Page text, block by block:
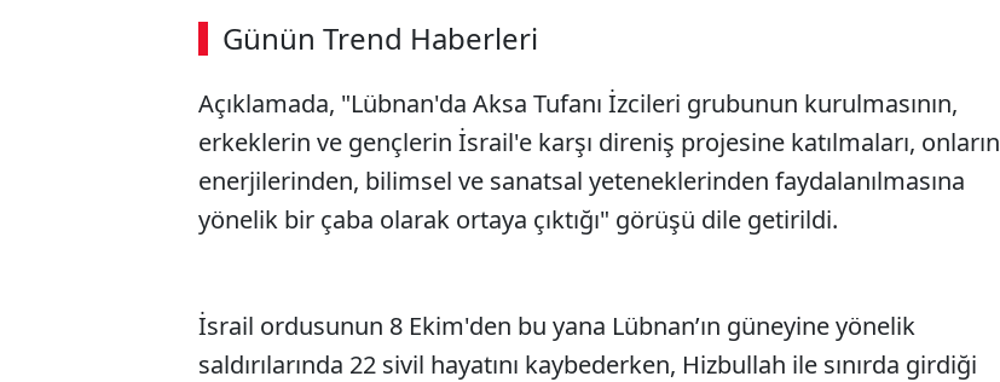
Günün Trend Haberleri
SÖZCÜ SON DAKİKA
Açıklamada, "Lübnan'da Aksa Tufanı İzcileri grubunun kurulmasının,
erkeklerin ve gençlerin İsrail'e karşı direniş projesine katılmaları, onların
enerjilerinden, bilimsel ve sanatsal yeteneklerinden faydalanılmasına
yönelik bir çaba olarak ortaya çıktığı" görüşü dile getirildi.
İsrail ordusunun 8 Ekim'den bu yana Lübnan’ın güneyine yönelik
saldırılarında 22 sivil hayatını kaybederken, Hizbullah ile sınırda girdiği